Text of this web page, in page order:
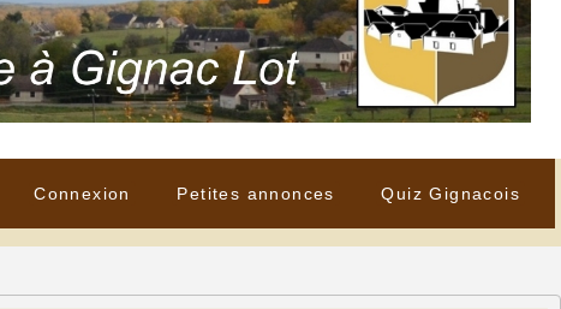
Connexion Petites annonces Quiz Gignacois